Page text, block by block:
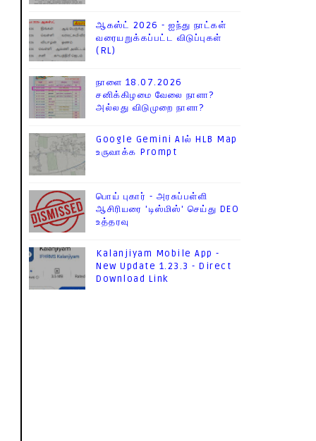
ஆகஸ்ட் 2026 - ஐந்து நாட்கள்
வரையறுக்கப்பட்ட விடுப்புகள்
(RL)
நாளை 18.07.2026
சனிக்கிழமை வேலை நாளா?
அல்லது விடுமுறை நாளா?
Google Gemini AIல் HLB Map
உருவாக்க Prompt
பொய் புகார் - அரசுப்பள்ளி
ஆசிரியரை 'டிஸ்மிஸ்' செய்து DEO
உத்தரவு
Kalanjiyam Mobile App -
New Update 1.23.3 - Direct
Download Link